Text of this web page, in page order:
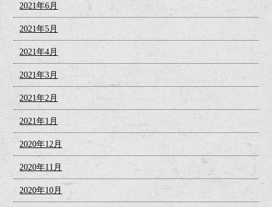
2021年6月
2021年5月
2021年4月
2021年3月
2021年2月
2021年1月
2020年12月
2020年11月
2020年10月